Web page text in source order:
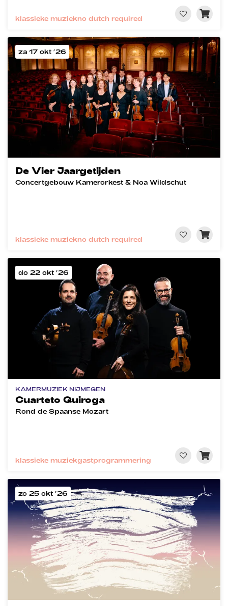
klassieke muziekno dutch required
De Vier Jaargetijden
Concertgebouw Kamerorkest & Noa Wildschut
za 17 okt ’26
klassieke muziekno dutch required
Cuarteto Quiroga
Rond de Spaanse Mozart
KAMERMUZIEK NIJMEGEN
do 22 okt ’26
klassieke muziekgastprogrammering
zo 25 okt ’26